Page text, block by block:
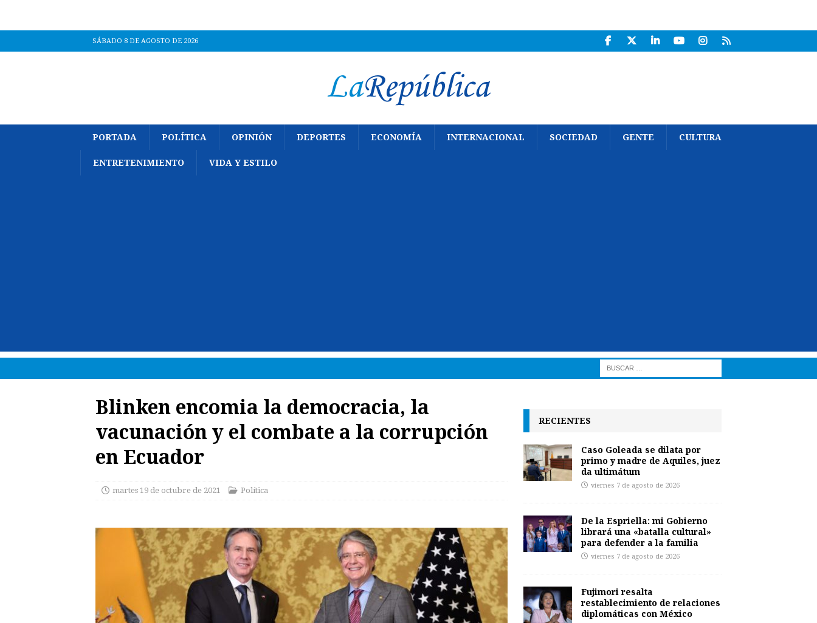
SÁBADO 8 DE AGOSTO DE 2026
PORTADA POLÍTICA OPINIÓN DEPORTES ECONOMÍA INTERNACIONAL SOCIEDAD GENTE CULTURA
ENTRETENIMIENTO VIDA Y ESTILO
Blinken encomia la democracia, la
vacunación y el combate a la corrupción
en Ecuador
martes 19 de octubre de 2021 Política
RECIENTES
Caso Goleada se dilata por
primo y madre de Aquiles, juez
da ultimátum
viernes 7 de agosto de 2026
De la Espriella: mi Gobierno
librará una «batalla cultural»
para defender a la familia
viernes 7 de agosto de 2026
Fujimori resalta
restablecimiento de relaciones
diplomáticas con México